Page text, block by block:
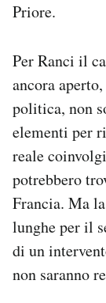
Priore.
Per Ranci il
ancora
politica, non
elementi per
reale
potrebbero
Francia. Ma
lunghe per il
di un
non saranno